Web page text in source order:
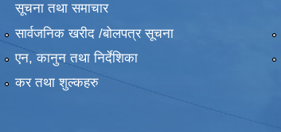
सूचना तथा समाचार
सार्वजनिक खरीद /बोलपत्र सूचना
एन, कानुन तथा निर्देशिका
कर तथा शुल्कहरु